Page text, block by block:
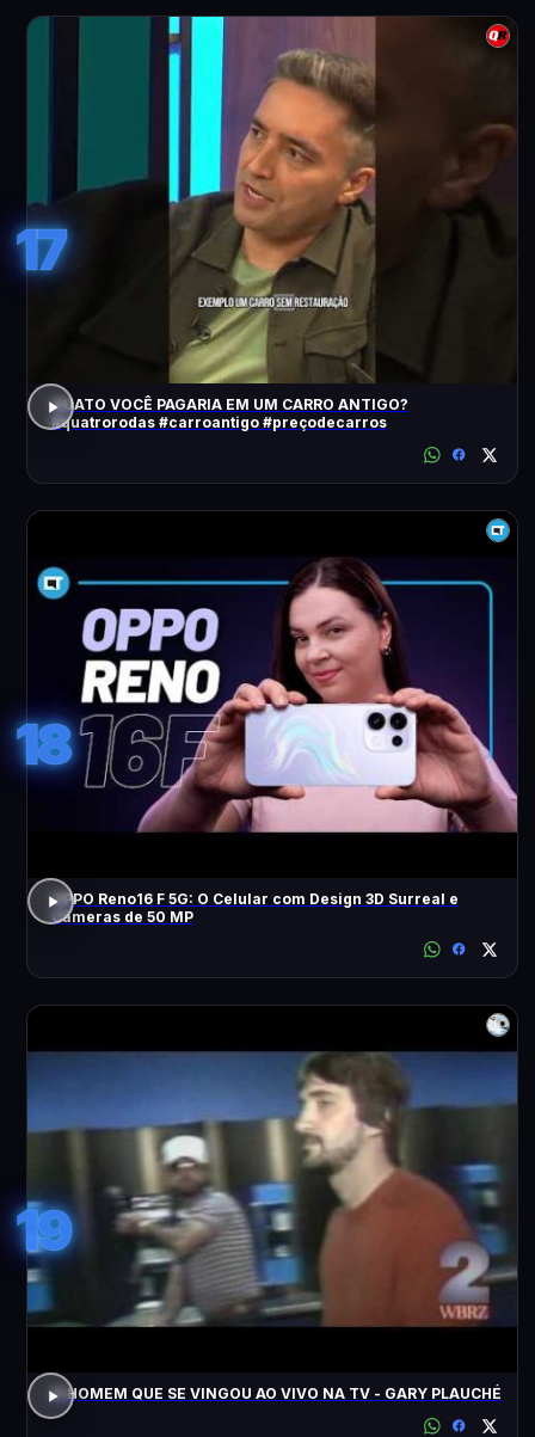
17
QUATO VOCÊ PAGARIA EM UM CARRO ANTIGO?
#quatrorodas #carroantigo #preçodecarros
18
OPPO Reno16 F 5G: O Celular com Design 3D Surreal e
Câmeras de 50 MP
19
O HOMEM QUE SE VINGOU AO VIVO NA TV - GARY PLAUCHÉ